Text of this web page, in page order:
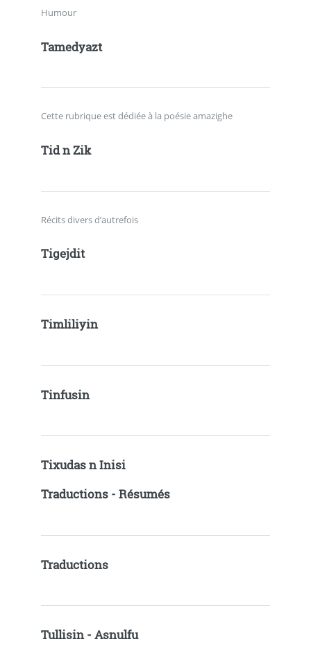
Humour
Tamedyazt
Cette rubrique est dédiée à la poésie amazighe
Tid n Zik
Récits divers d’autrefois
Tigejdit
Timliliyin
Tinfusin
Tixudas n Inisi
Traductions - Résumés
Traductions
Tullisin - Asnulfu